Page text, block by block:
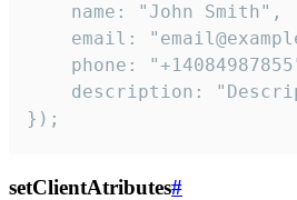
    name: "John Smith",
email:
phone:
description:
});
setClientAtributes#